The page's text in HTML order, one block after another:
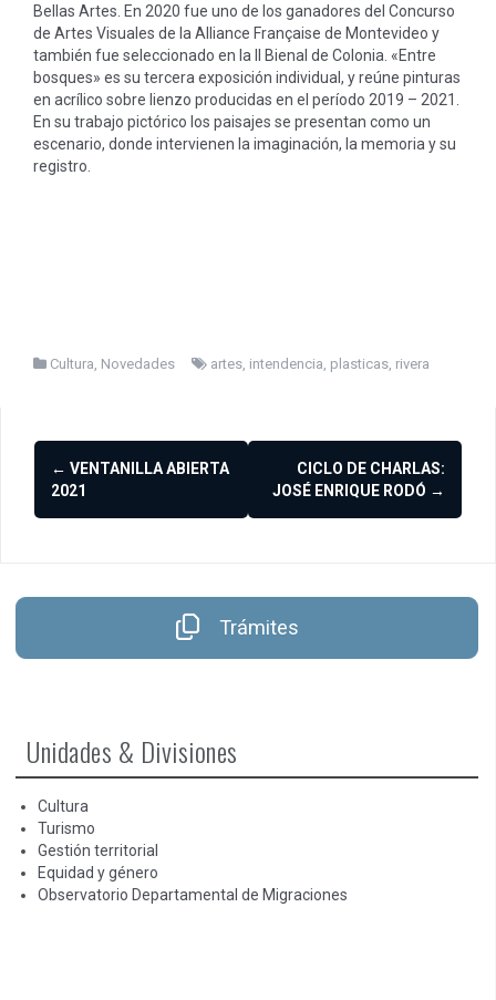
Bellas Artes. En 2020 fue uno de los ganadores del Concurso
de Artes Visuales de la Alliance Française de Montevideo y
también fue seleccionado en la II Bienal de Colonia. «Entre
bosques» es su tercera exposición individual, y reúne pinturas
en acrílico sobre lienzo producidas en el período 2019 – 2021.
En su trabajo pictórico los paisajes se presentan como un
escenario, donde intervienen la imaginación, la memoria y su
registro.
Cultura Novedades artes intendencia plasticas rivera
Navegación
de
entradas
← VENTANILLA ABIERTA
2021
CICLO DE CHARLAS:
JOSÉ ENRIQUE RODÓ →
Trámites
Unidades & Divisiones
Cultura
Turismo
Gestión territorial
Equidad y género
Observatorio Departamental de Migraciones